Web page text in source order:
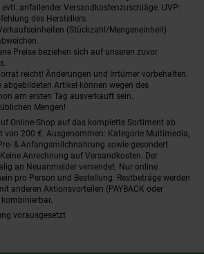
evtl. anfallender Versandkostenzuschläge. UVP:
des Herstellers.
(Stückzahl/Mengeneinheit)
Preise beziehen sich auf unseren zuvor
reicht! Änderungen und Irrtümer vorbehalten.
Artikel können wegen des
am ersten Tag ausverkauft sein.
Mengen!
Online-Shop auf das komplette Sortiment ab
von 200 €. Ausgenommen: Kategorie Multimedia,
& Anfangsmilchnahrung sowie gesondert
Anrechnung auf Versandkosten. Der
an Neuanmelder versendet. Nur online
pro Person und Bestellung. Restbeträge werden
anderen Aktionsvorteilen (PAYBACK oder
vorausgesetzt